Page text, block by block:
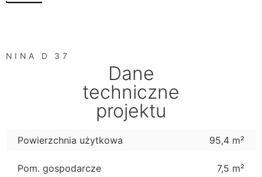
NINA D 37
Dane
techniczne
projektu
Powierzchnia użytkowa 95,4 m²
Pom. gospodarcze 7,5 m²